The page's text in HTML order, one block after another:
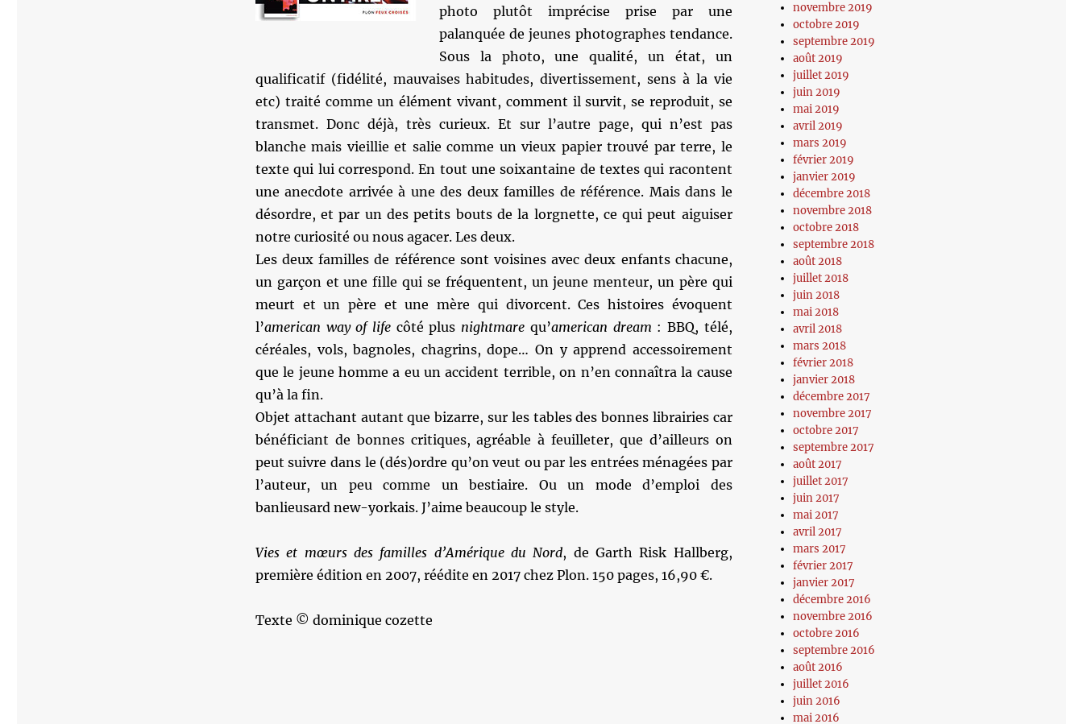
photo plutôt imprécise prise par une
palanquée de jeunes photographes tendance.
Sous la photo, une qualité, un état, un
qualificatif (fidélité, mauvaises habitudes, divertissement, sens à la vie
etc) traité comme un élément vivant, comment il survit, se reproduit, se
transmet. Donc déjà, très curieux. Et sur l’autre page, qui n’est pas
blanche mais vieillie et salie comme un vieux papier trouvé par terre, le
texte qui lui correspond. En tout une soixantaine de textes qui racontent
une anecdote arrivée à une des deux familles de référence. Mais dans le
désordre, et par un des petits bouts de la lorgnette, ce qui peut aiguiser
notre curiosité ou nous agacer. Les deux.
Les deux familles de référence sont voisines avec deux enfants chacune,
un garçon et une fille qui se fréquentent, un jeune menteur, un père qui
meurt et un père et une mère qui divorcent. Ces histoires évoquent
l’american way of life côté plus nightmare qu’american dream : BBQ, télé,
céréales, vols, bagnoles, chagrins, dope… On y apprend accessoirement
que le jeune homme a eu un accident terrible, on n’en connaîtra la cause
qu’à la fin.
Objet attachant autant que bizarre, sur les tables des bonnes librairies car
bénéficiant de bonnes critiques, agréable à feuilleter, que d’ailleurs on
peut suivre dans le (dés)ordre qu’on veut ou par les entrées ménagées par
l’auteur, un peu comme un bestiaire. Ou un mode d’emploi des
banlieusard new-yorkais. J’aime beaucoup le style.
Vies et mœurs des familles d’Amérique du Nord, de Garth Risk Hallberg,
première édition en 2007, réédite en 2017 chez Plon. 150 pages, 16,90 €.
Texte © dominique cozette
novembre 2019
octobre 2019
septembre 2019
août 2019
juillet 2019
juin 2019
mai 2019
avril 2019
mars 2019
février 2019
janvier 2019
décembre 2018
novembre 2018
octobre 2018
septembre 2018
août 2018
juillet 2018
juin 2018
mai 2018
avril 2018
mars 2018
février 2018
janvier 2018
décembre 2017
novembre 2017
octobre 2017
septembre 2017
août 2017
juillet 2017
juin 2017
mai 2017
avril 2017
mars 2017
février 2017
janvier 2017
décembre 2016
novembre 2016
octobre 2016
septembre 2016
août 2016
juillet 2016
juin 2016
mai 2016